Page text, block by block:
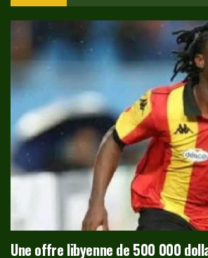
Une offre libyenne de 500 000